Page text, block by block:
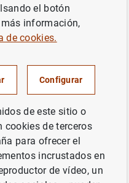
ESPAÑA
el botón
información,
de cookies.
Configurar
de este sitio o
cookies de terceros
para ofrecer el
incrustados en
de vídeo, un